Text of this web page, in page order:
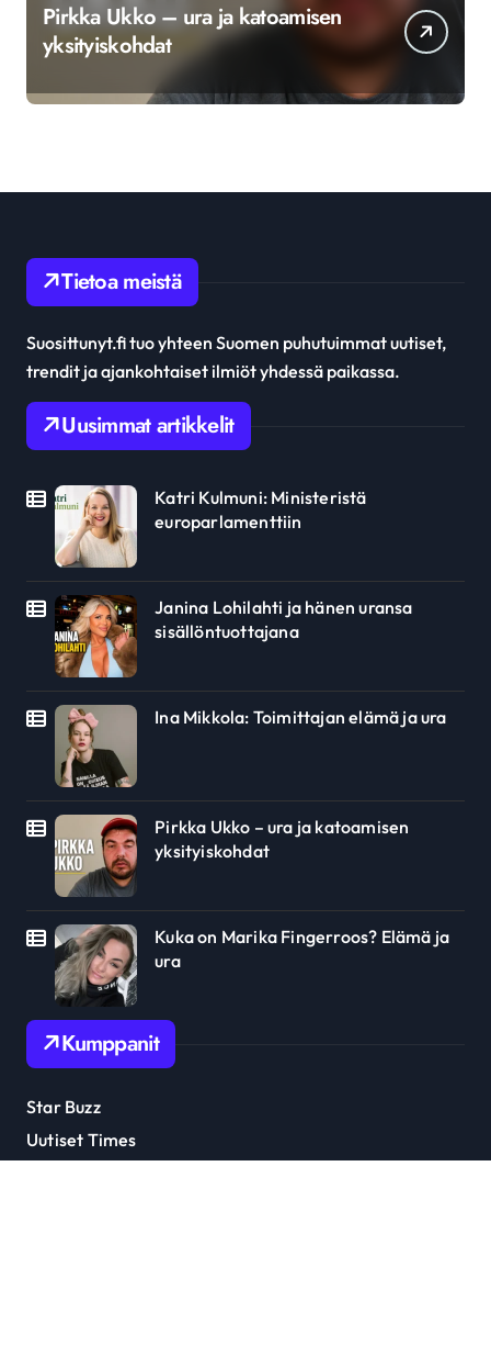
Pirkka Ukko – ura ja katoamisen
yksityiskohdat
Tietoa meistä
Suosittunyt.fi tuo yhteen Suomen puhutuimmat uutiset,
trendit ja ajankohtaiset ilmiöt yhdessä paikassa.
Uusimmat artikkelit
Katri Kulmuni: Ministeristä
europarlamenttiin
Janina Lohilahti ja hänen uransa
sisällöntuottajana
Ina Mikkola: Toimittajan elämä ja ura
Pirkka Ukko – ura ja katoamisen
yksityiskohdat
Kuka on Marika Fingerroos? Elämä ja
ura
Kumppanit
Star Buzz
Uutiset Times